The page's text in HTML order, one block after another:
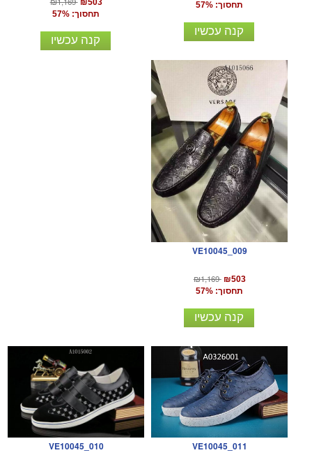
תחסוך: 57%
קנה עכשיו
תחסוך: 57%
קנה עכשיו
VE10045_009
₪1,169 ₪503
תחסוך: 57%
קנה עכשיו
VE10045_010 VE10045_011